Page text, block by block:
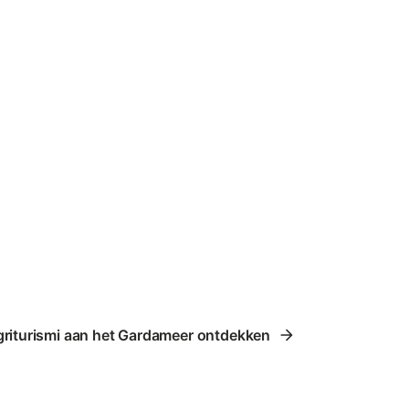
aan het Gardameer ontdekken